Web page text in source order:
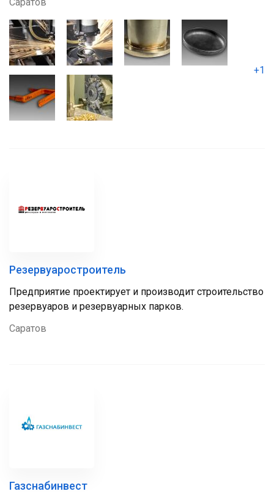
+1
Резервуаростроитель
Предприятие проектирует и производит строительство
резервуаров и резервуарных парков.
Саратов
Газснабинвест